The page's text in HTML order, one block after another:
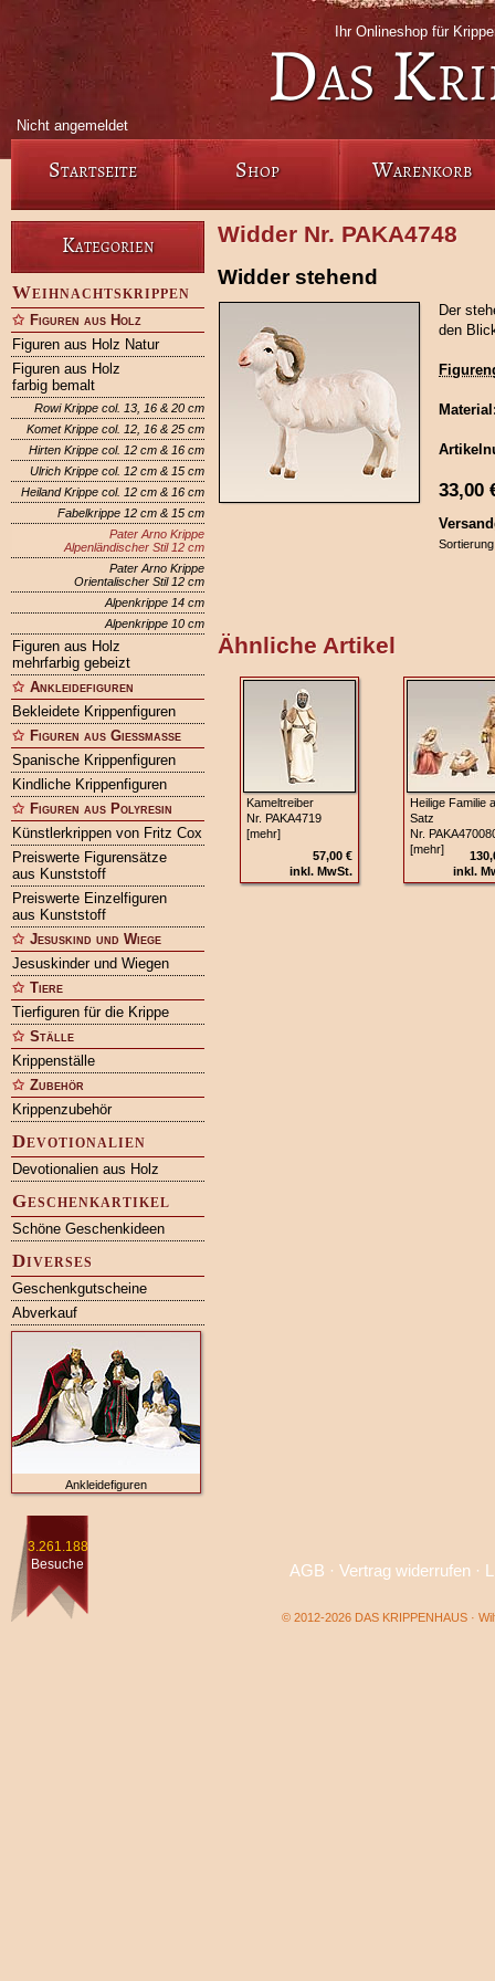
Ihr Onlineshop für
Das
Nicht angemeldet
Startseite Shop Warenkorb
Kategorien
Weihnachtskrippen
Figuren aus Holz
Figuren aus Holz Natur
Figuren aus Holz
farbig bemalt
Rowi Krippe col. 13, 16 & 20 cm
Komet Krippe col. 12, 16 & 25 cm
Hirten Krippe col. 12 cm & 16 cm
Ulrich Krippe col. 12 cm & 15 cm
Heiland Krippe col. 12 cm & 16 cm
Fabelkrippe 12 cm & 15 cm
Pater Arno Krippe
Alpenländischer Stil 12 cm
Pater Arno Krippe
Orientalischer Stil 12 cm
Alpenkrippe 14 cm
Alpenkrippe 10 cm
Figuren aus Holz
mehrfarbig gebeizt
Ankleidefiguren
Bekleidete Krippenfiguren
Figuren aus Gießmasse
Spanische Krippenfiguren
Kindliche Krippenfiguren
Figuren aus Polyresin
Künstlerkrippen von Fritz Cox
Preiswerte Figurensätze
aus Kunststoff
Preiswerte Einzelfiguren
aus Kunststoff
Jesuskind und Wiege
Jesuskinder und Wiegen
Tiere
Tierfiguren für die Krippe
Ställe
Krippenställe
Zubehör
Krippenzubehör
Devotionalien
Devotionalien aus Holz
Geschenkartikel
Schöne Geschenkideen
Diverses
Geschenkgutscheine
Abverkauf
Ankleidefiguren
Widder Nr. PAKA4748
Widder stehend
Der
den
33,00
Ähnliche Artikel
Kameltreiber
Nr. PAKA4719
[mehr]
57,00 €
inkl. MwSt.
Heilige Familie
Satz
Nr.
[mehr]
inkl.
3.261.188
Besuche
AGB · Vertrag widerrufen·
© 2012-2026 DAS KRIPPENHAUS ·